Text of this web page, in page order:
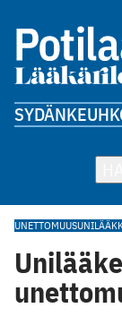
SYDÄN
UNETTOMUUS